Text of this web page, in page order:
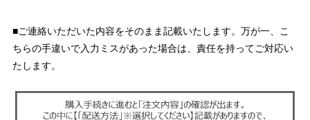
■ご連絡いただいた内容をそのまま記載いたします。万が一、こ
ちらの手違いで入力ミスがあった場合は、責任を持ってご対応い
たします。